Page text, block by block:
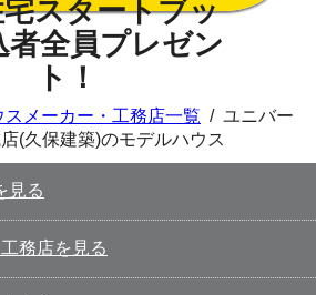
スメーカー・工務店一覧 / ユニバー
(久保建築)のモデルハウス
見る
務店を見る